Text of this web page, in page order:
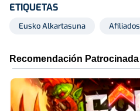
ETIQUETAS
Eusko Alkartasuna Afiliados